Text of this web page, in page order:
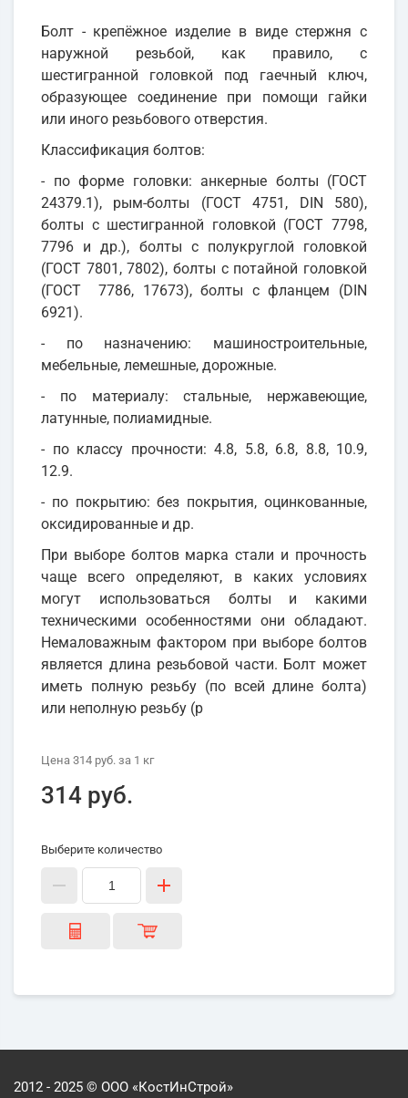
Болт - крепёжное изделие в виде стержня с
наружной резьбой, как правило, с
шестигранной головкой под гаечный ключ,
образующее соединение при помощи гайки
или иного резьбового отверстия.
Классификация болтов:
- по форме головки: анкерные болты (ГОСТ
24379.1), рым-болты (ГОСТ 4751, DIN 580),
болты с шестигранной головкой (ГОСТ 7798,
7796 и др.), болты с полукруглой головкой
(ГОСТ 7801, 7802), болты с потайной головкой
(ГОСТ 7786, 17673), болты с фланцем (DIN
6921).
- по назначению: машиностроительные,
мебельные, лемешные, дорожные.
- по материалу: стальные, нержавеющие,
латунные, полиамидные.
- по классу прочности: 4.8, 5.8, 6.8, 8.8, 10.9,
12.9.
- по покрытию: без покрытия, оцинкованные,
оксидированные и др.
При выборе болтов марка стали и прочность
чаще всего определяют, в каких условиях
могут использоваться болты и какими
техническими особенностями они обладают.
Немаловажным фактором при выборе болтов
является длина резьбовой части. Болт может
иметь полную резьбу (по всей длине болта)
или неполную резьбу (р
Цена 314 руб. за 1 кг
314 руб.
Выберите количество
2012 - 2025 © ООО «КостИнСтрой»